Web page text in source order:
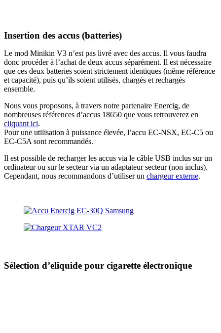
Insertion des accus (batteries)
Le mod Minikin V3 n’est pas livré avec des accus. Il vous faudra
donc procéder à l’achat de deux accus séparément. Il est nécessaire
que ces deux batteries soient strictement identiques (même référence
et capacité), puis qu’ils soient utilisés, chargés et rechargés
ensemble.
Nous vous proposons, à travers notre partenaire Enercig, de
nombreuses références d’accus 18650 que vous retrouverez en
cliquant ici.
Pour une utilisation à puissance élevée, l’accu EC-NSX, EC-C5 ou
EC-C5A sont recommandés.
Il est possible de recharger les accus via le câble USB inclus sur un
ordinateur ou sur le secteur via un adaptateur secteur (non inclus).
Cependant, nous recommandons d’utiliser un chargeur externe.
Sélection d’eliquide pour cigarette électronique